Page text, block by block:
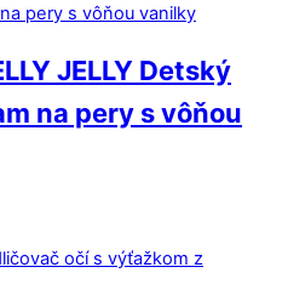
JELLY Detský
na pery s vôňou